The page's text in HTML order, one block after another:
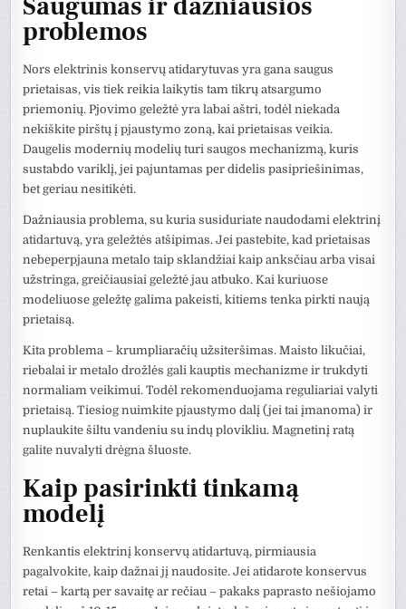
Saugumas ir dažniausios
problemos
Nors elektrinis konservų atidarytuvas yra gana saugus
prietaisas, vis tiek reikia laikytis tam tikrų atsargumo
priemonių. Pjovimo geležtė yra labai aštri, todėl niekada
nekiškite pirštų į pjaustymo zoną, kai prietaisas veikia.
Daugelis modernių modelių turi saugos mechanizmą, kuris
sustabdo variklį, jei pajuntamas per didelis pasipriešinimas,
bet geriau nesitikėti.
Dažniausia problema, su kuria susiduriate naudodami elektrinį
atidartuvą, yra geležtės atšipimas. Jei pastebite, kad prietaisas
nebeperpjauna metalo taip sklandžiai kaip anksčiau arba visai
užstringa, greičiausiai geležtė jau atbuko. Kai kuriuose
modeliuose geležtę galima pakeisti, kitiems tenka pirkti naują
prietaisą.
Kita problema – krumpliaračių užsiteršimas. Maisto likučiai,
riebalai ir metalo drožlės gali kauptis mechanizme ir trukdyti
normaliam veikimui. Todėl rekomenduojama reguliariai valyti
prietaisą. Tiesiog nuimkite pjaustymo dalį (jei tai įmanoma) ir
nuplaukite šiltu vandeniu su indų plovikliu. Magnetinį ratą
galite nuvalyti drėgna šluoste.
Kaip pasirinkti tinkamą
modelį
Renkantis elektrinį konservų atidartuvą, pirmiausia
pagalvokite, kaip dažnai jį naudosite. Jei atidarote konservus
retai – kartą per savaitę ar rečiau – pakaks paprasto nešiojamo